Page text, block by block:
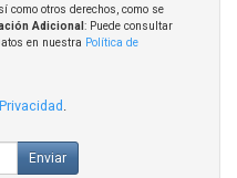
como otros derechos, como se
Adicional : Puede consultar
en nuestra Política de
.
Enviar